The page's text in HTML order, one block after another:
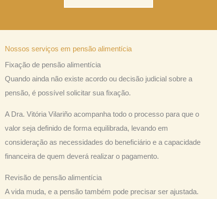
Nossos serviços em pensão alimentícia
Fixação de pensão alimentícia
Quando ainda não existe acordo ou decisão judicial sobre a
pensão, é possível solicitar sua fixação.
A Dra. Vitória Vilariño acompanha todo o processo para que o
valor seja definido de forma equilibrada, levando em
consideração as necessidades do beneficiário e a capacidade
financeira de quem deverá realizar o pagamento.
Revisão de pensão alimentícia
A vida muda, e a pensão também pode precisar ser ajustada.